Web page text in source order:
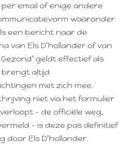
email of enige andere
waaronder
een bericht naar de
van Els D’hollander of van
Gezond’ geldt effectief als
brengt altijd
met zich mee.
niet via het formulier
– de officiële weg,
– is deze pas definitief
door Els D’hollander.